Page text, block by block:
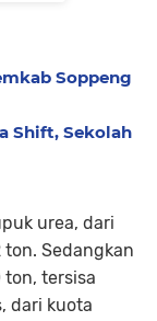
Soppeng
Shift, Sekolah
urea, dari
Sedangkan
ton, tersisa
dari kuota